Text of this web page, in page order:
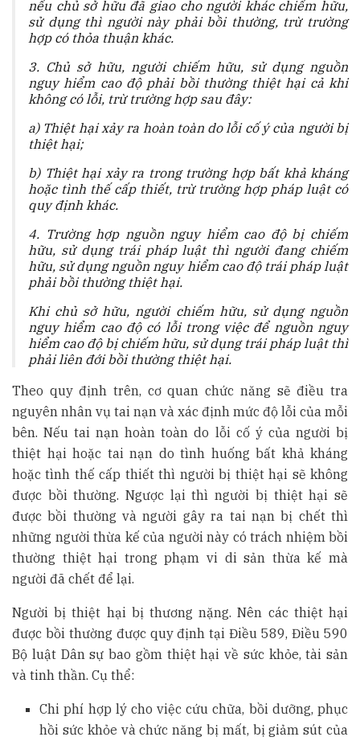
nếu chủ sở hữu đã giao cho người khác chiếm hữu,
sử dụng thì người này phải bồi thường, trừ trường
hợp có thỏa thuận khác.
3. Chủ sở hữu, người chiếm hữu, sử dụng nguồn
nguy hiểm cao độ phải bồi thường thiệt hại cả khi
không có lỗi, trừ trường hợp sau đây:
a) Thiệt hại xảy ra hoàn toàn do lỗi cố ý của người bị
thiệt hại;
b) Thiệt hại xảy ra trong trường hợp bất khả kháng
hoặc tình thế cấp thiết, trừ trường hợp pháp luật có
quy định khác.
4. Trường hợp nguồn nguy hiểm cao độ bị chiếm
hữu, sử dụng trái pháp luật thì người đang chiếm
hữu, sử dụng nguồn nguy hiểm cao độ trái pháp luật
phải bồi thường thiệt hại.
Khi chủ sở hữu, người chiếm hữu, sử dụng nguồn
nguy hiểm cao độ có lỗi trong việc để nguồn nguy
hiểm cao độ bị chiếm hữu, sử dụng trái pháp luật thì
phải liên đới bồi thường thiệt hại.
Theo quy định trên, cơ quan chức năng sẽ điều tra
nguyên nhân vụ tai nạn và xác định mức độ lỗi của mỗi
bên. Nếu tai nạn hoàn toàn do lỗi cố ý của người bị
thiệt hại hoặc tai nạn do tình huống bất khả kháng
hoặc tình thế cấp thiết thì người bị thiệt hại sẽ không
được bồi thường. Ngược lại thì người bị thiệt hại sẽ
được bồi thường và người gây ra tai nạn bị chết thì
những người thừa kế của người này có trách nhiệm bồi
thường thiệt hại trong phạm vi di sản thừa kế mà
người đã chết để lại.
Người bị thiệt hại bị thương nặng. Nên các thiệt hại
được bồi thường được quy định tại Điều 589, Điều 590
Bộ luật Dân sự bao gồm thiệt hại về sức khỏe, tài sản
và tinh thần. Cụ thể:
Chi phí hợp lý cho việc cứu chữa, bồi dưỡng, phục
hồi sức khỏe và chức năng bị mất, bị giảm sút của